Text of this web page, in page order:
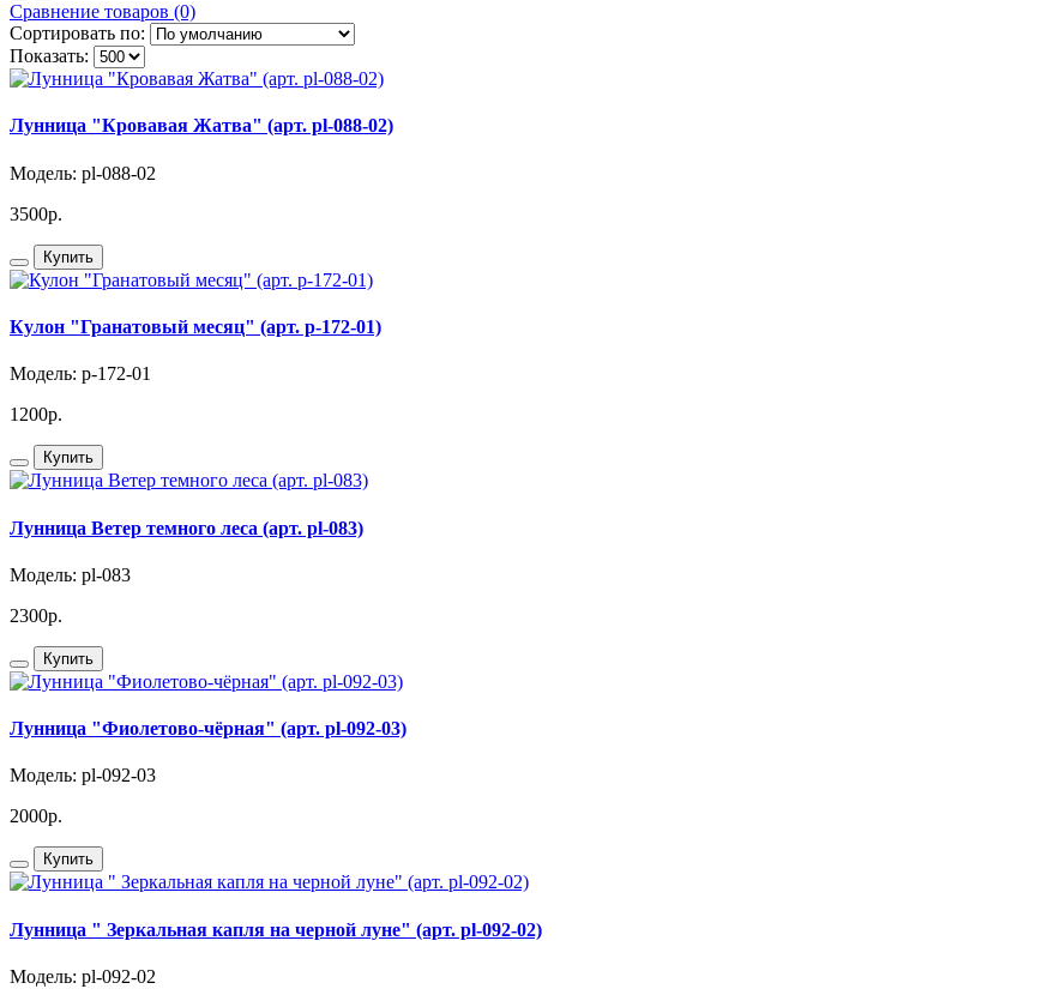
Сравнение товаров (0)
Сортировать по:
Показать:
Лунница "Кровавая Жатва" (арт. pl-088-02)
Модель: pl-088-02
3500р.
Купить
Кулон "Гранатовый месяц" (арт. p-172-01)
Модель: p-172-01
1200р.
Купить
Лунница Ветер темного леса (арт. pl-083)
Модель: pl-083
2300р.
Купить
Лунница "Фиолетово-чёрная" (арт. pl-092-03)
Модель: pl-092-03
2000р.
Купить
Лунница " Зеркальная капля на черной луне" (арт. pl-092-02)
Модель: pl-092-02